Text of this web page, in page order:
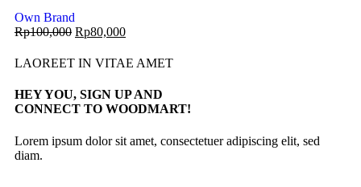
Own Brand
Rp100,000 Rp80,000
LAOREET IN VITAE AMET
HEY YOU, SIGN UP AND
CONNECT TO WOODMART!
Lorem ipsum dolor sit amet, consectetuer adipiscing elit, sed
diam.